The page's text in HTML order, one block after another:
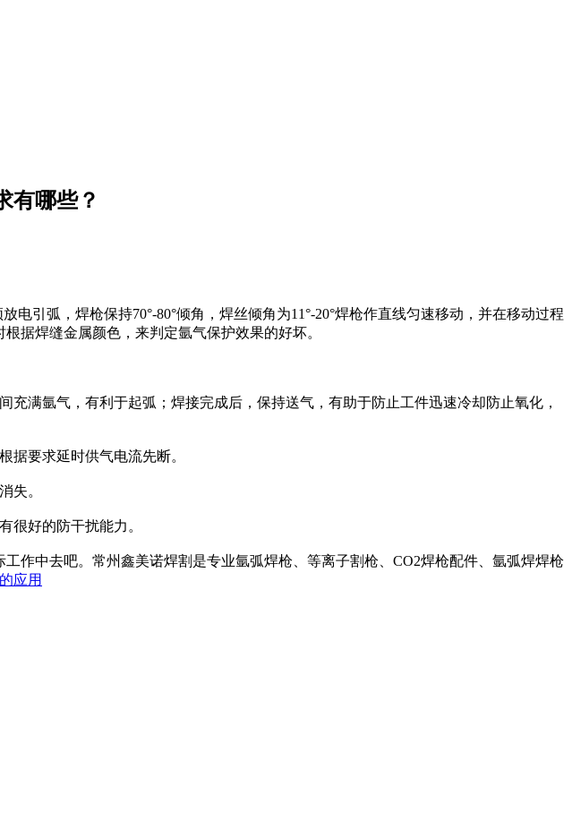
有哪些？
弧，焊枪保持70°-80°倾角，焊丝倾角为11°-20°焊枪作直线匀速移动，并在移动过程
据焊缝金属颜色，来判定氩气保护效果的好坏。
氩气，有利于起弧；焊接完成后，保持送气，有助于防止工件迅速冷却防止氧化，
要求延时供气电流先断。
失。
好的防干扰能力。
作中去吧。常州鑫美诺焊割是专业氩弧焊枪、等离子割枪、CO2焊枪配件、氩弧焊焊枪
应用